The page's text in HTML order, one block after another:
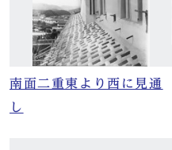
南面二重東より西に見通
し